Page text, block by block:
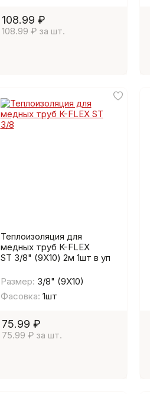
108.99 ₽
108.99 ₽ за шт.
Теплоизоляция для
медных труб K-FLEX
ST 3/8" (9Х10) 2м 1шт в уп
Размер: 3/8" (9Х10)
Фасовка: 1шт
75.99 ₽
75.99 ₽ за шт.